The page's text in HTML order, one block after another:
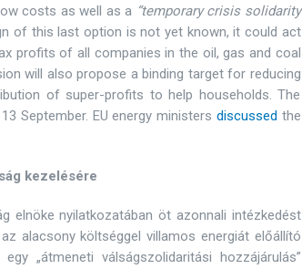
costs as well as a “temporary crisis solidarity
of this last option is not yet known, it could act
profits of all companies in the oil, gas and coal
will also propose a binding target for reducing
of super-profits to help households. The
September. EU energy ministers discussed the
kezelésére
elnöke nyilatkozatában öt azonnali intézkedést
alacsony költséggel villamos energiát előállító
„átmeneti válságszolidaritási hozzájárulás”